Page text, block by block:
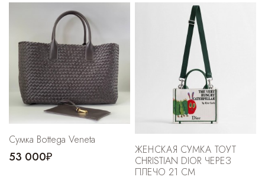
Cумка Bottega Veneta
53 000₽
ЖЕНСКАЯ СУМКА ТОУТ
CHRISTIAN DIOR ЧЕРЕЗ
ПЛЕЧО 21 СМ